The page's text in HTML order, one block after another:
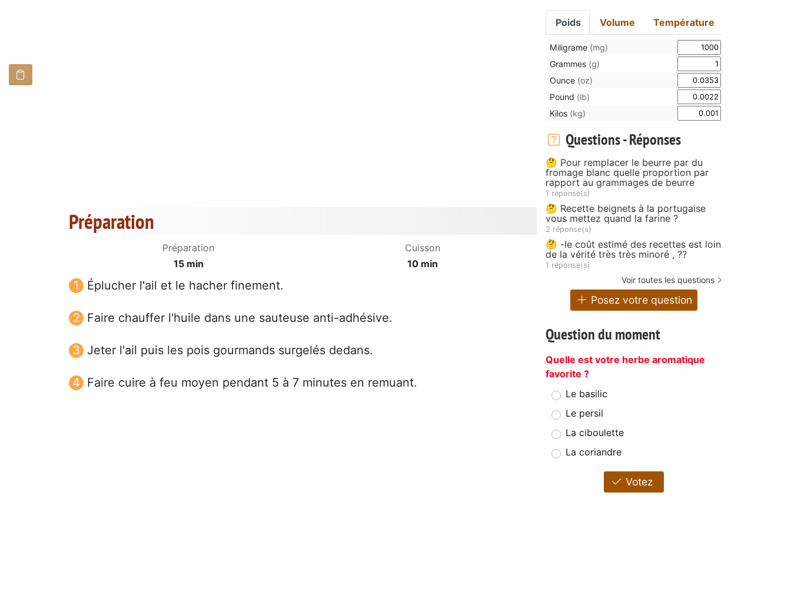
Préparation
Préparation
15 min
Cuisson
10 min
Éplucher l'ail et le hacher finement.
Faire chauffer l'huile dans une sauteuse anti-adhésive.
Jeter l'ail puis les pois gourmands surgelés dedans.
Faire cuire à feu moyen pendant 5 à 7 minutes en remuant.
Poids Volume Température
Miligrame (mg)
Grammes (g)
Ounce (oz)
Pound (lb)
Kilos (kg)
Questions - Réponses
🤔 Pour remplacer le beurre par du
fromage blanc quelle proportion par
rapport au grammages de beurre
1 réponse(s)
🤔 Recette beignets à la portugaise
vous mettez quand la farine ?
2 réponse(s)
🤔 -le coût estimé des recettes est loin
de la vérité très très minoré , ??
1 réponse(s)
Voir toutes les questions
Posez votre question
Question du moment
Quelle est votre herbe aromatique
favorite ?
Le basilic
Le persil
La ciboulette
La coriandre
Votez